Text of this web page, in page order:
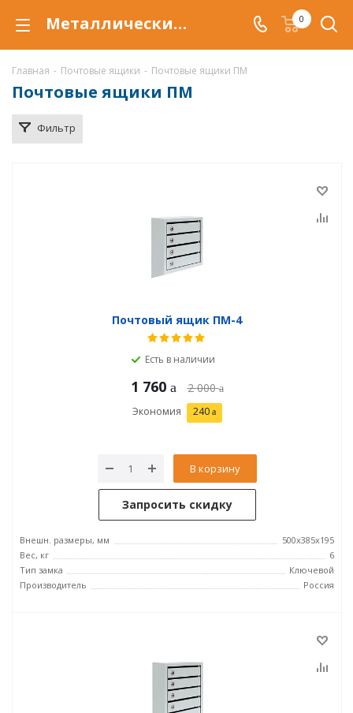
Металлические почтовые ящик ПМ купить по низкой цене в Нижнем Тагиле 0
Главная - Почтовые ящики - Почтовые ящики ПМ
Почтовые ящики ПМ
Фильтр
Почтовый ящик ПМ-4
Есть в наличии
1 760 2 000
Экономия 240
В корзину
Запросить скидку
Внешн. размеры, мм
500х385х195
Вес, кг
6
Тип замка
Ключевой
Производитель
Россия